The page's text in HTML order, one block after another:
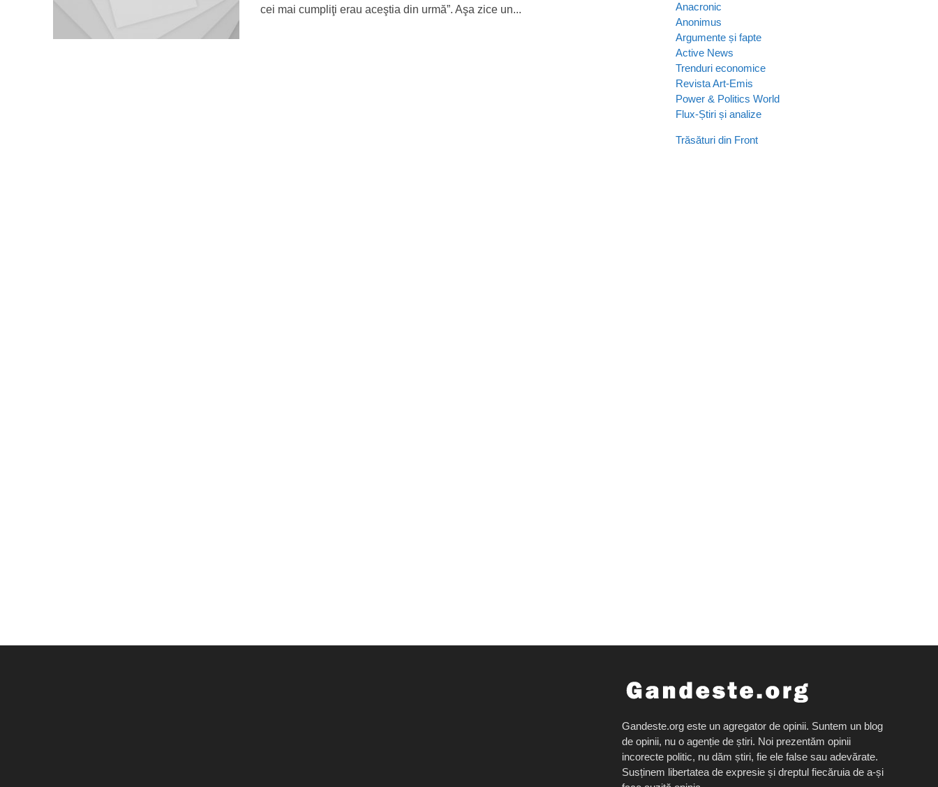
cei mai cumpliţi erau aceştia din urmă”. Aşa zice un...
Anacronic
Anonimus
Argumente și fapte
Active News
Trenduri economice
Revista Art-Emis
Power & Politics World
Flux-Știri și analize
Trăsături din Front
Gandeste.org este un agregator de opinii. Suntem un blog
de opinii, nu o agenție de știri. Noi prezentăm opinii
incorecte politic, nu dăm știri, fie ele false sau adevărate.
Susținem libertatea de expresie și dreptul fiecăruia de a-și